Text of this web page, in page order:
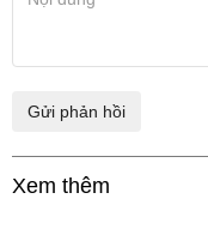
Ý kiến bạn đọc